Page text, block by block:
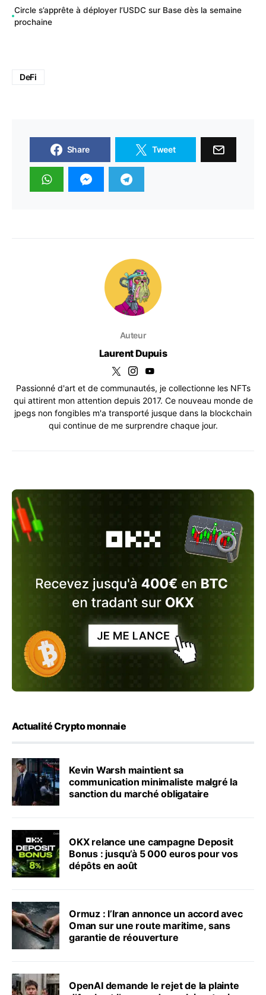
Circle s’apprête à déployer l’USDC sur Base dès la semaine
prochaine
DeFi
Share Tweet
Auteur
Laurent Dupuis
Passionné d'art et de communautés, je collectionne les NFTs
qui attirent mon attention depuis 2017. Ce nouveau monde de
jpegs non fongibles m'a transporté jusque dans la blockchain
qui continue de me surprendre chaque jour.
Actualité Crypto monnaie
Kevin Warsh maintient sa
communication minimaliste malgré la
sanction du marché obligataire
OKX relance une campagne Deposit
Bonus : jusqu’à 5 000 euros pour vos
dépôts en août
Ormuz : l’Iran annonce un accord avec
Oman sur une route maritime, sans
garantie de réouverture
OpenAI demande le rejet de la plainte